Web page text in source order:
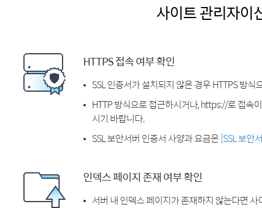
사이트 관리자이
HTTPS 접속 여부 확인
SSL 인증서가 설치되지 않은 경우 HTTPS 방식
HTTP 방식으로 접근하시거나, https://로 접속
시기 바랍니다.
SSL 보안서버 인증서 사양과 요금은[SSL 보안
인덱스 페이지 존재 여부 확인
서버 내 인덱스 페이지가 존재하지 않는다면